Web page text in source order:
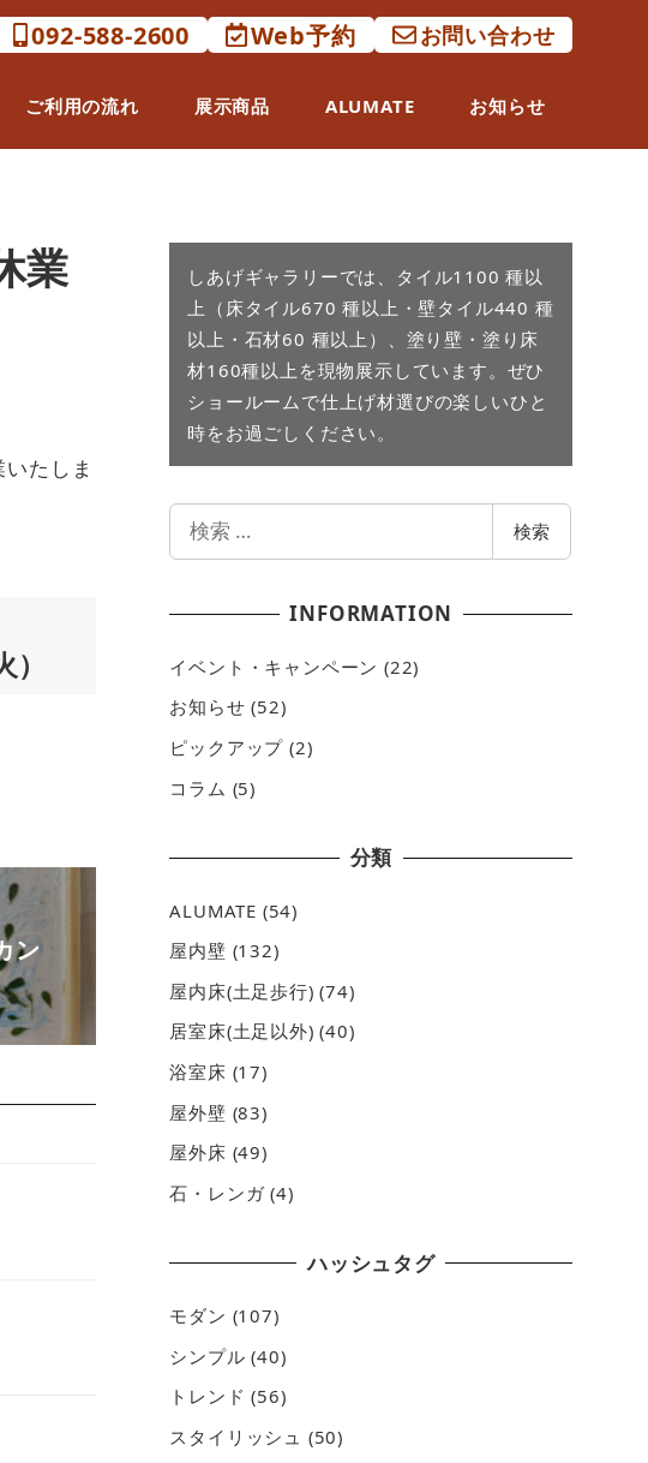
092-588-2600 Web予約 お問い合わせ
ご利用の流れ 展示商品 ALUMATE お知らせ
業
たしま
ン
しあげギャラリーでは、タイル1100 種以
上（床タイル670 種以上・壁タイル440 種
以上・石材60 種以上）、塗り壁・塗り床
材160種以上を現物展示しています。ぜひ
ショールームで仕上げ材選びの楽しいひと
時をお過ごしください。
検索
INFORMATION
イベント・キャンペーン (22)
お知らせ (52)
ピックアップ (2)
コラム (5)
分類
ALUMATE (54)
屋内壁 (132)
屋内床(土足歩行) (74)
居室床(土足以外) (40)
浴室床 (17)
屋外壁 (83)
屋外床 (49)
石・レンガ (4)
ハッシュタグ
モダン (107)
シンプル (40)
トレンド (56)
スタイリッシュ (50)